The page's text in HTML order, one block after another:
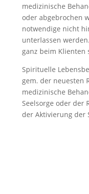
medizinische
oder abgebrochen
notwendige nicht
unterlassen
ganz beim Klienten
Spirituelle
gem. der neuesten
medizinische
Seelsorge oder der
der Aktivierung der